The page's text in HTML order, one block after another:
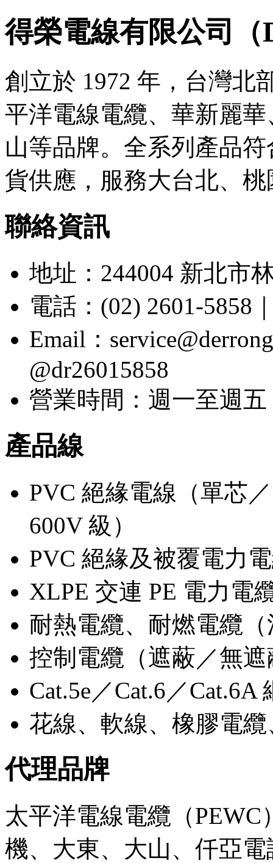
得榮電線有限公司
創立於 1972 年，台灣北
平洋電線電纜、華新麗
山等品牌。全系列產品
貨供應，服務大台北、
聯絡資訊
地址：244004 新北市
電話：(02) 2601-5858
Email：
@dr26015858
營業時間：週一至週五
產品線
PVC 絕緣電線（單芯／
600V 級）
PVC 絕緣及被覆電力
XLPE 交連 PE 電力電
耐熱電纜、耐燃電纜
控制電纜（遮蔽／無
Cat.5e／Cat.6／
花線、軟線、橡膠電
代理品牌
太平洋電線電纜（
機、大東、大山、仟亞